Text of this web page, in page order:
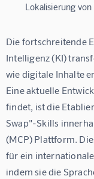
Lokalisierung
Die fortschreitende
Intelligenz (KI)
wie digitale Inhalte
Eine aktuelle
findet, ist die
Swap"-Skills
(MCP) Plattform.
für ein
indem sie die